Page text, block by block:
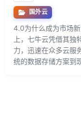
国外云
4.0为什么成为市场
上，七牛云凭借其独
力，迅速在众多云服
统的数据存储方案到